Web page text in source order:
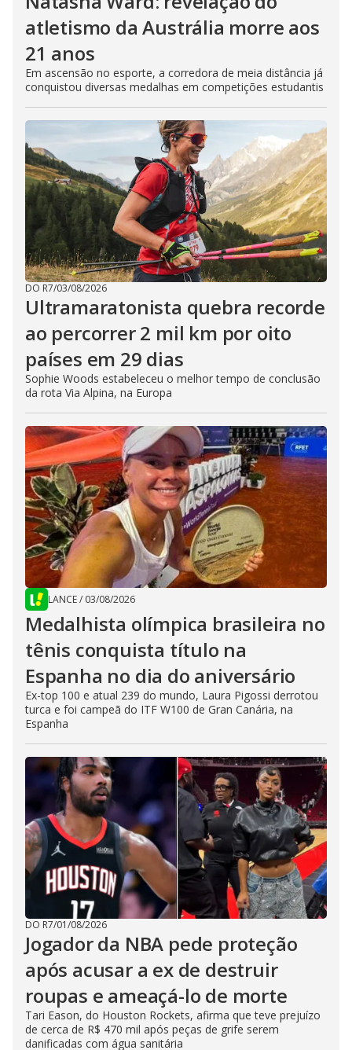
atletismo da Austrália morre aos
21 anos
Em ascensão no esporte, a corredora de meia distância já
conquistou diversas medalhas em competições estudantis
DO R7/03/08/2026
Ultramaratonista quebra recorde
ao percorrer 2 mil km por oito
países em 29 dias
Sophie Woods estabeleceu o melhor tempo de conclusão
da rota Via Alpina, na Europa
LANCE/ 03/08/2026
Medalhista olímpica brasileira no
tênis conquista título na
Espanha no dia do aniversário
Ex-top 100 e atual 239 do mundo, Laura Pigossi derrotou
turca e foi campeã do ITF W100 de Gran Canária, na
Espanha
DO R7/01/08/2026
Jogador da NBA pede proteção
após acusar a ex de destruir
roupas e ameaçá-lo de morte
Tari Eason, do Houston Rockets, afirma que teve prejuízo
de cerca de R$ 470 mil após peças de grife serem
danificadas com água sanitária